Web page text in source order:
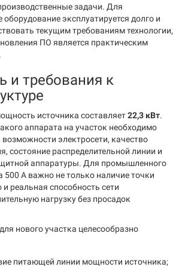
задачи. Для
оборудование эксплуатируется долго и
текущим требованиям технологии,
ПО является практическим
и требования к
источника составляет22,3 кВт.
аппарата на участок необходимо
возможности электросети, качество
состояние распределительной линии и
аппаратуры. Для промышленного
500 А важно не только наличие точки
реальная способность сети
нагрузку без просадок
нового участка целесообразно
питающей линии мощности источника;